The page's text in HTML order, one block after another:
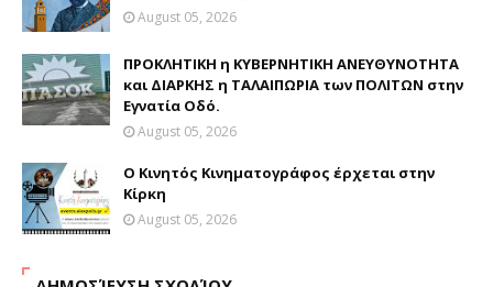
August 05, 2026
ΠΡΟΚΛΗΤΙΚΗ η ΚΥΒΕΡΝΗΤΙΚΗ ΑΝΕΥΘΥΝΟΤΗΤΑ
και ΔΙΑΡΚΗΣ η ΤΑΛΑΙΠΩΡΙΑ των ΠΟΛΙΤΩΝ στην
Εγνατία Οδό.
August 05, 2026
Ο Κινητός Κινηματογράφος έρχεται στην
Κίρκη
August 05, 2026